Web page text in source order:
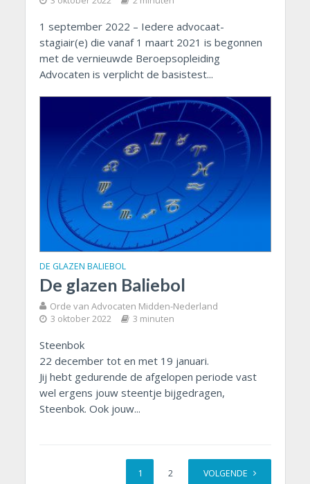
1 september 2022 – Iedere advocaat-
stagiair(e) die vanaf 1 maart 2021 is begonnen
met de vernieuwde Beroepsopleiding
Advocaten is verplicht de basistest...
DE GLAZEN BALIEBOL
De glazen Baliebol
Orde van Advocaten Midden-Nederland
3 oktober 2022 3 minuten
Steenbok
22 december tot en met 19 januari.
Jij hebt gedurende de afgelopen periode vast
wel ergens jouw steentje bijgedragen,
Steenbok. Ook jouw...
1 2 VOLGENDE